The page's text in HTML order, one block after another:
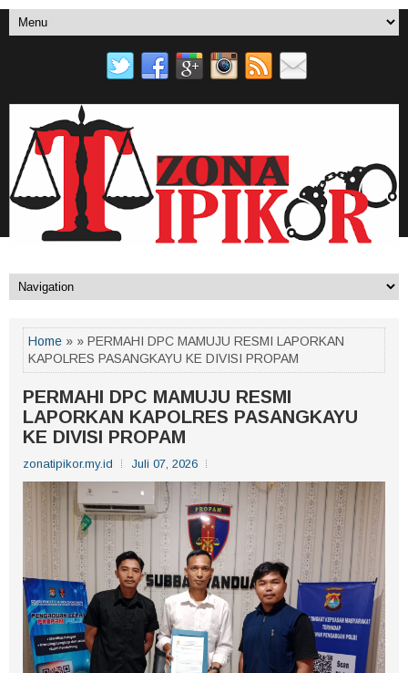
Home » » PERMAHI DPC MAMUJU RESMI LAPORKAN
KAPOLRES PASANGKAYU KE DIVISI PROPAM
PERMAHI DPC MAMUJU RESMI
LAPORKAN KAPOLRES PASANGKAYU
KE DIVISI PROPAM
zonatipikor.my.id Juli 07, 2026